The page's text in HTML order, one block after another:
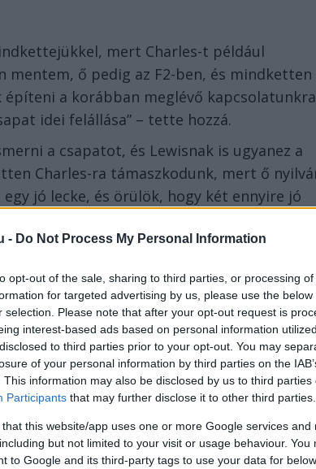
- Do Not Process My Personal Information
opt-out of the sale, sharing to third parties, or processing
for targeted advertising by us, please use the
selection. Please note that after your opt-out request is
interest-based ads based on personal information
to third parties prior to your opt-out. You may
of your personal information by third parties on the
This information may also be disclosed by us to third parties
Participants that may further disclose it to other third parties.
that this website/app uses one or more Google services
but not limited to your visit or usage behaviour. You
to Google and its third-party tags to use your data for
mert Charles-t például
mentem, ő pedig az F2-ben, és mindketten
a korábban meglévő
idei felállása” – tette hozzá.
a csapatot, és Lewisnak is ugyanez a
Charles-ra támaszkodunk, mert ő
jó lecke, és örülök, hogy két ennyire jó
tudnak-e együtt játszani Hamiltonnal,
szabadidejükben a virtuális világban:
PlayStationnel foglalkozik és sokat Call of
Strike-kal.”
az alábbi gombokkal: